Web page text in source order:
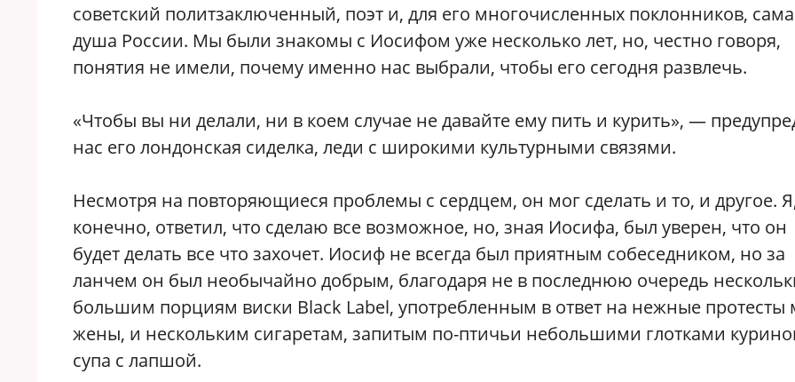
советский политзаключенный, поэт и, для его многочисленных поклонников, сама
душа России. Мы были знакомы с Иосифом уже несколько лет, но, честно говоря,
понятия не имели, почему именно нас выбрали, чтобы его сегодня развлечь.
«Чтобы вы ни делали, ни в коем случае не давайте ему пить и курить», —
нас его лондонская сиделка, леди с широкими культурными связями.
Несмотря на повторяющиеся проблемы с сердцем, он мог сделать и то, и другое.
конечно, ответил, что сделаю все возможное, но, зная Иосифа, был уверен, что он
будет делать все что захочет. Иосиф не всегда был приятным собеседником, но за
ланчем он был необычайно добрым, благодаря не в последнюю очередь
большим порциям виски Black Label, употребленным в ответ на нежные протесты
жены, и нескольким сигаретам, запитым по-птичьи небольшими глотками
супа с лапшой.